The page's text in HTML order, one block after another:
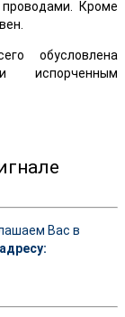
Кроме
обусловлена
испорченным
Вас в